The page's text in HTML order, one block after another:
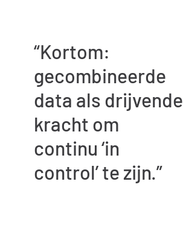
Kortom:
gecombineerde
data als drijvende
kracht om
continu ‘in
control’ te zijn.